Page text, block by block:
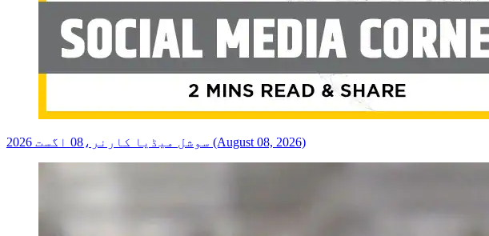
سوشل میڈیا کارنر،08 اگست 2026 (August 08, 2026)